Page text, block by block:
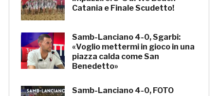
Catania e Finale Scudetto!
Samb-Lanciano 4-0, Sgarbi:
«Voglio mettermi in gioco in una
piazza calda come San
Benedetto»
Samb-Lanciano 4-0, FOTO